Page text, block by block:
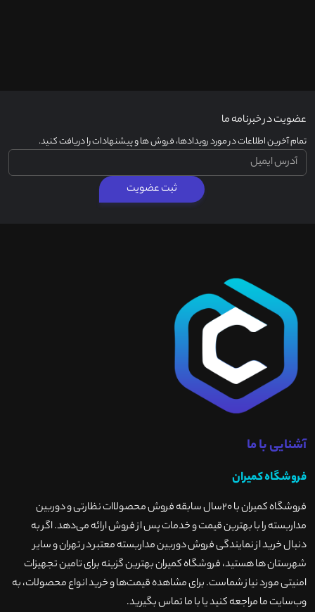
عضویت در خبرنامه ما
تمام آخرین اطلاعات در مورد رویدادها، فروش ها و پیشنهادات را دریافت کنید.
ثبت عضویت
آشنایی با ما
فروشگاه کمیران
فروشگاه کمیران با ۲۰سال سابقه فروش محصولاات نظارتی و دوربین
مداربسته را با بهترین قیمت و خدمات پس از فروش ارائه می‌دهد. اگر به
دنبال خرید از نمایندگی فروش دوربین مداربسته معتبر در تهران و سایر
شهرستان ها هستید، فروشگاه کمیران بهترین گزینه برای تامین تجهیزات
امنیتی مورد نیاز شماست. برای مشاهده قیمت‌ها و خرید انواع محصولات، به
وب‌سایت ما مراجعه کنید یا با ما تماس بگیرید.